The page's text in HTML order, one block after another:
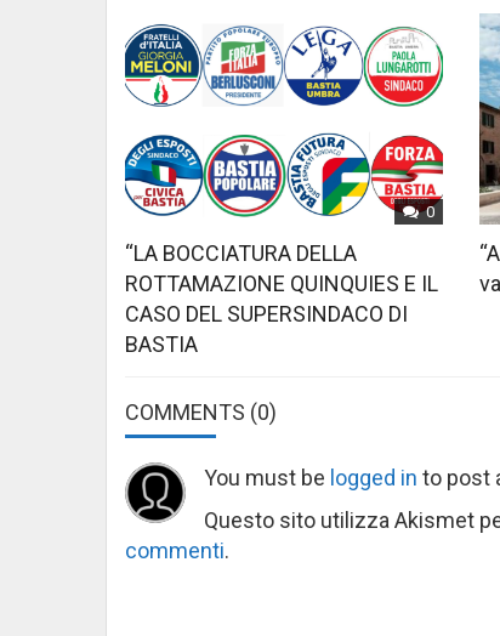
0
“LA BOCCIATURA DELLA
ROTTAMAZIONE QUINQUIES E IL
CASO DEL SUPERSINDACO DI
BASTIA
COMMENTS (0)
You must be logged in to post
Questo sito utilizza Akismet
commenti.